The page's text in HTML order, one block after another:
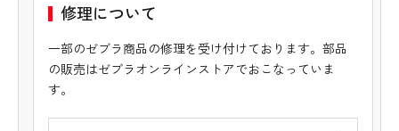
修理について
一部のゼブラ商品の修理を受け付けております。部品
の販売はゼブラオンラインストアでおこなっていま
す。